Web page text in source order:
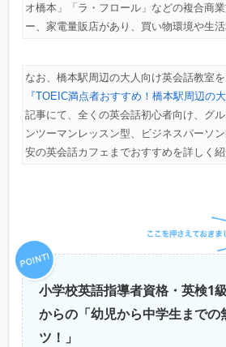
オ橋本」「ラ・フロール」などの複合商
ー、家電量販店があり、買い物環境や生活
なお、橋本駅周辺の大人向け英会話教室を
『TOEIC満点者おすすめ！橋本駅周辺の
記事にて、全くの英会話初心者向け、グ
ンツーマンレッスン型、ビジネスパーソ
安の英会話カフェまでおすすめを詳しく紹
小学校英語指導者資格・英検1
からの「幼児から中学生までの
ツ！」